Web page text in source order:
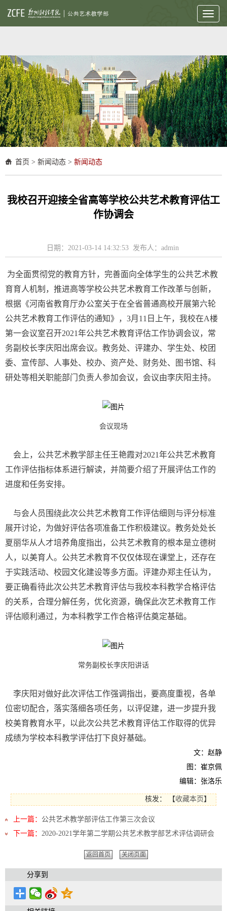
Toggle
首页 > 新闻动态 > 新闻动态
我校召开迎接全省高等学校公共艺术教育评估工
作协调会
日期：2021-03-14 14:32:53 发布人：admin
为全面贯彻党的教育方针，完善面向全体学生的公共艺术教
育育人机制，推进高等学校公共艺术教育工作改革与创新，
根据《河南省教育厅办公室关于在全省普通高校开展第六轮
公共艺术教育工作评估的通知》，3月11日上午，我校在A楼
第一会议室召开2021年公共艺术教育评估工作协调会议，常
务副校长李庆阳出席会议。教务处、评建办、学生处、校团
委、宣传部、人事处、校办、资产处、财务处、图书馆、科
研处等相关职能部门负责人参加会议，会议由李庆阳主持。
会议现场
会上，公共艺术教学部主任王艳霞对2021年公共艺术教育
工作评估指标体系进行解读，并简要介绍了开展评估工作的
进度和任务安排。
与会人员围绕此次公共艺术教育工作评估细则与评分标准
展开讨论，为做好评估各项准备工作积极建议。教务处处长
夏丽华从人才培养角度指出，公共艺术教育的根本是立德树
人，以美育人。公共艺术教育不仅仅体现在课堂上，还存在
于实践活动、校园文化建设等多方面。评建办郑主任认为，
要正确看待此次公共艺术教育评估与我校本科教学合格评估
的关系，合理分解任务，优化资源，确保此次艺术教育工作
评估顺利通过，为本科教学工作合格评估奠定基础。
常务副校长李庆阳讲话
李庆阳对做好此次评估工作强调指出，要高度重视，各单
位密切配合，落实落细各项任务，以评促建，进一步提升我
校美育教育水平，以此次公共艺术教育评估工作取得的优异
成绩为学校本科教学评估打下良好基础。
文：赵静
图：崔京佩
编辑：张洛乐
核发： 【收藏本页 】
上一篇： 公共艺术教学部评估工作第三次会议
下一篇： 2020-2021学年第二学期公共艺术教学部艺术评估调研会
返回首页 关闭页面
分享到